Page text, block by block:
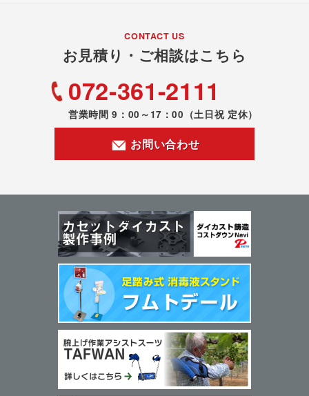
CONTACT US
お見積り・ご相談はこちら
072-361-2111
営業時間 9：00～17：00 （土日祝 定休）
お問い合わせ